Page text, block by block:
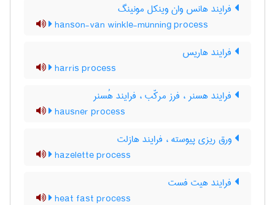
فرایند هانس وان وینکل مونینگ
hanson-van winkle-munning process
فرایند هاریس
harris process
فرایند هسنر ، فرز مرکّب ، فرایند هُسنر
hausner process
ورق ریزی پیوسته ، فرایند هازلت
hazelette process
فرایند هیت فست
heat fast process